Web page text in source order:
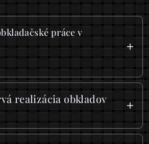
práce v
a dlažby v Sabinove sa
od 20 € do 50 € za
náročnosti realizácie.
klasických formátov
realizácia obkladov
od rozsahu prác a